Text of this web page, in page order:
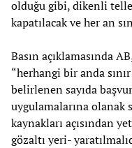
olduğu gibi, dikenli
kapatılacak ve her an
Basın açıklamasında
“herhangi bir anda
belirlenen sayıda
uygulamalarına olanak
kaynakları açısından
gözaltı yeri-